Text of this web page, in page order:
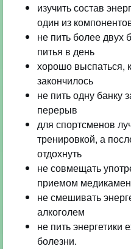
изучить состав
один из
не пить более двух
питья в день
хорошо выспаться,
закончилось
не пить одну банку
перерыв
для спортсменов
тренировкой, а
отдохнуть
не совмещать
приемом
не смешивать
алкоголем
не пить
болезни.